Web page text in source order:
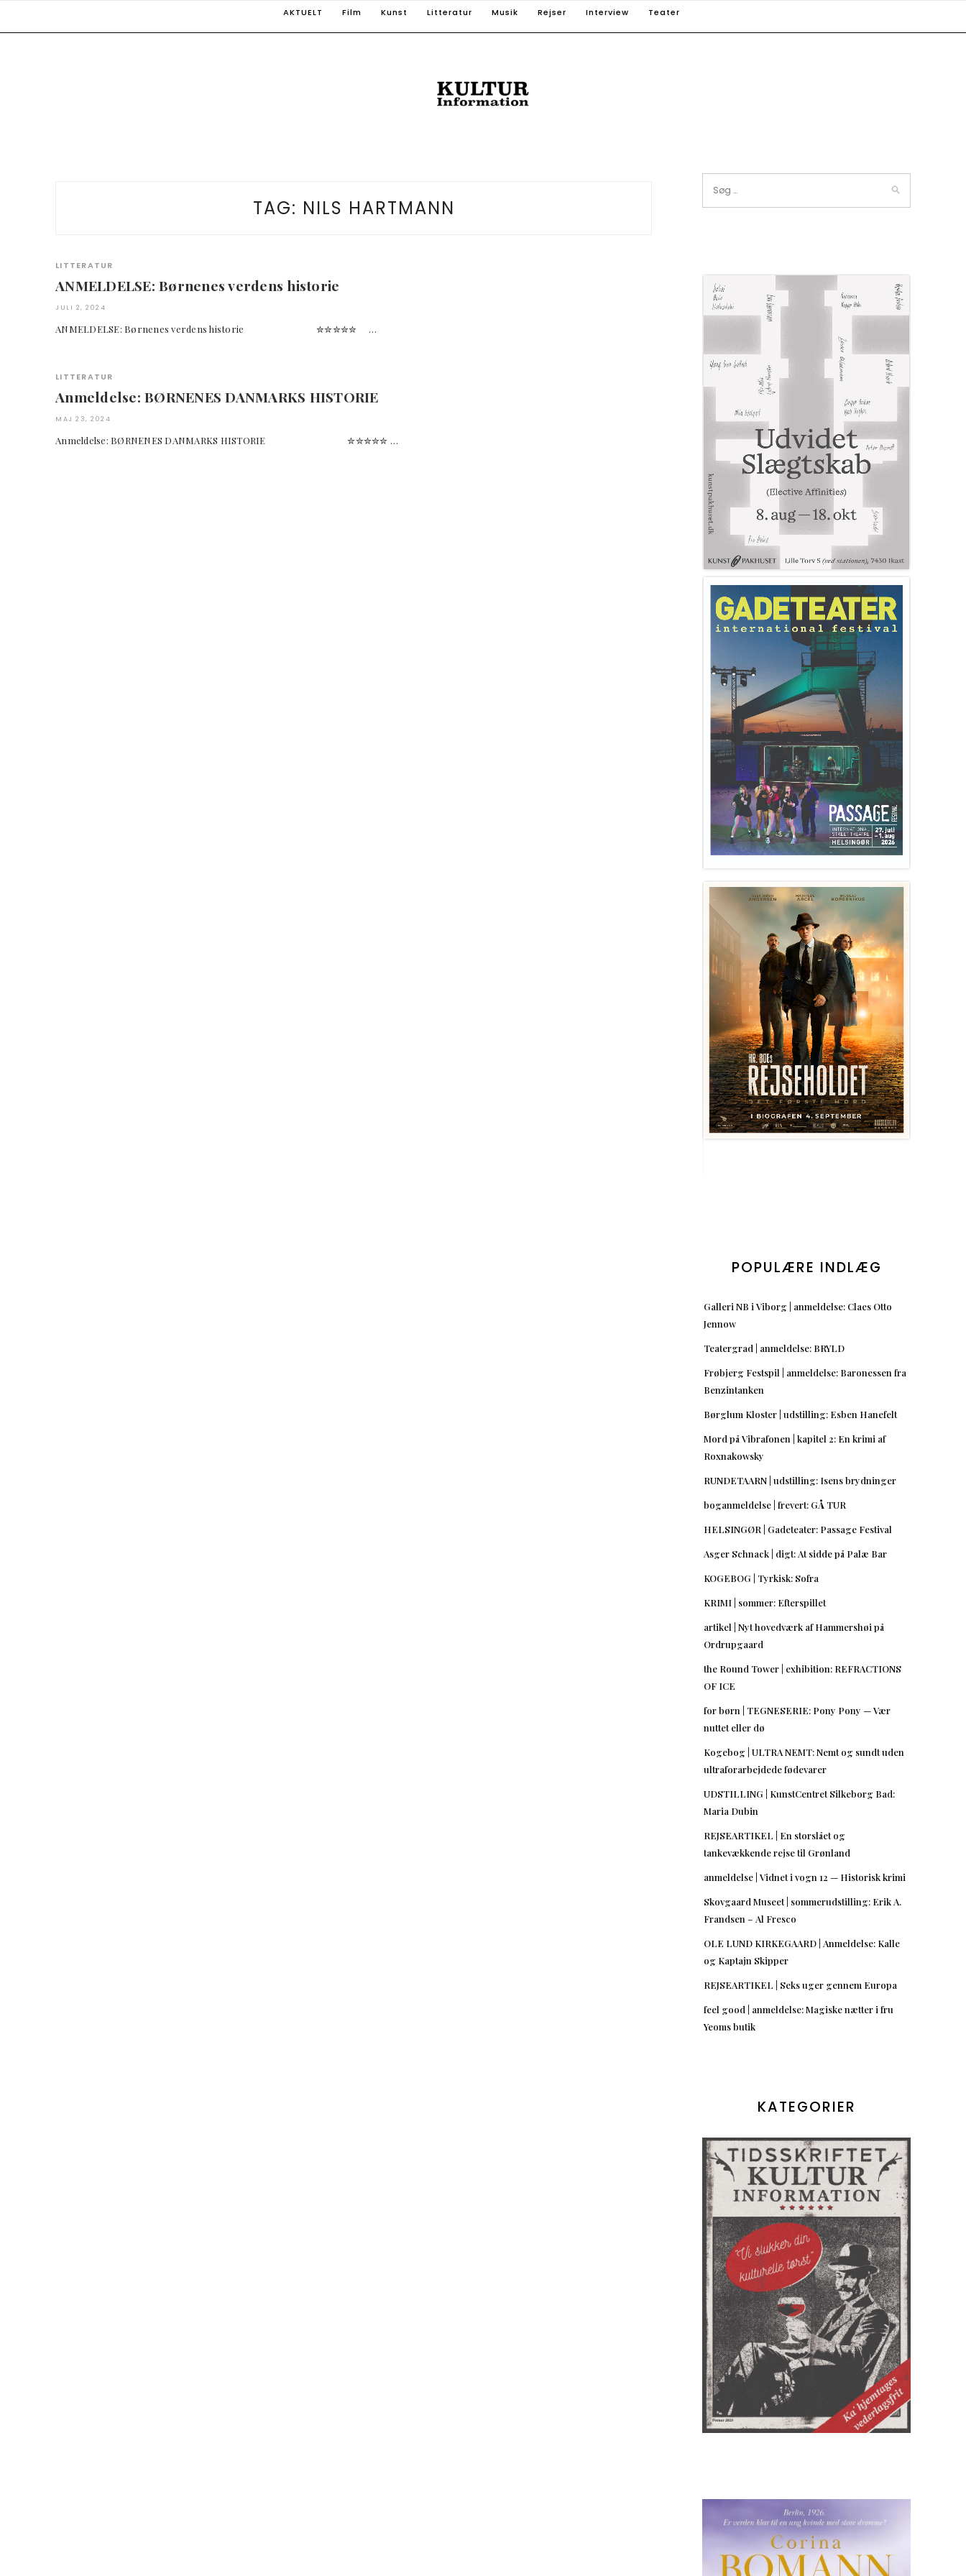
AKTUELT Film Kunst Litteratur Musik Rejser Interview Teater
TAG: NILS HARTMANN
LITTERATUR
ANMELDELSE: Børnenes verdens historie
JULI 2, 2024
ANMELDELSE: Børnenes verdens historie ✮✮✮✮✮ …
LITTERATUR
Anmeldelse: BØRNENES DANMARKS HISTORIE
MAJ 23, 2024
Anmeldelse: BØRNENES DANMARKS HISTORIE ✮✮✮✮✮ …
POPULÆRE INDLÆG
Galleri NB i Viborg | anmeldelse: Claes Otto
Jennow
Teatergrad | anmeldelse: BRYLD
Frøbjerg Festspil | anmeldelse: Baronessen fra
Benzintanken
Børglum Kloster | udstilling: Esben Hanefelt
Mord på Vibrafonen | kapitel 2: En krimi af
Roxnakowsky
RUNDETAARN | udstilling: Isens brydninger
boganmeldelse | frevert: GÅ TUR
HELSINGØR | Gadeteater: Passage Festival
Asger Schnack | digt: At sidde på Palæ Bar
KOGEBOG | Tyrkisk: Sofra
KRIMI | sommer: Efterspillet
artikel | Nyt hovedværk af Hammershøi på
Ordrupgaard
the Round Tower | exhibition: REFRACTIONS
OF ICE
for børn | TEGNESERIE: Pony Pony — Vær
nuttet eller dø
Kogebog | ULTRA NEMT: Nemt og sundt uden
ultraforarbejdede fødevarer
UDSTILLING | KunstCentret Silkeborg Bad:
Maria Dubin
REJSEARTIKEL | En storslået og
tankevækkende rejse til Grønland
anmeldelse | Vidnet i vogn 12 — Historisk krimi
Skovgaard Museet | sommerudstilling: Erik A.
Frandsen – Al Fresco
OLE LUND KIRKEGAARD | Anmeldelse: Kalle
og Kaptajn Skipper
REJSEARTIKEL | Seks uger gennem Europa
feel good | anmeldelse: Magiske nætter i fru
Yeoms butik
KATEGORIER